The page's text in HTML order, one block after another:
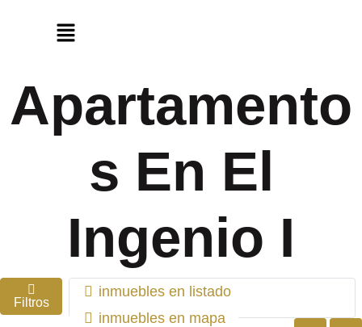
Apartamento
s En El
Ingenio I
Filtros
inmuebles en listado
inmuebles en mapa